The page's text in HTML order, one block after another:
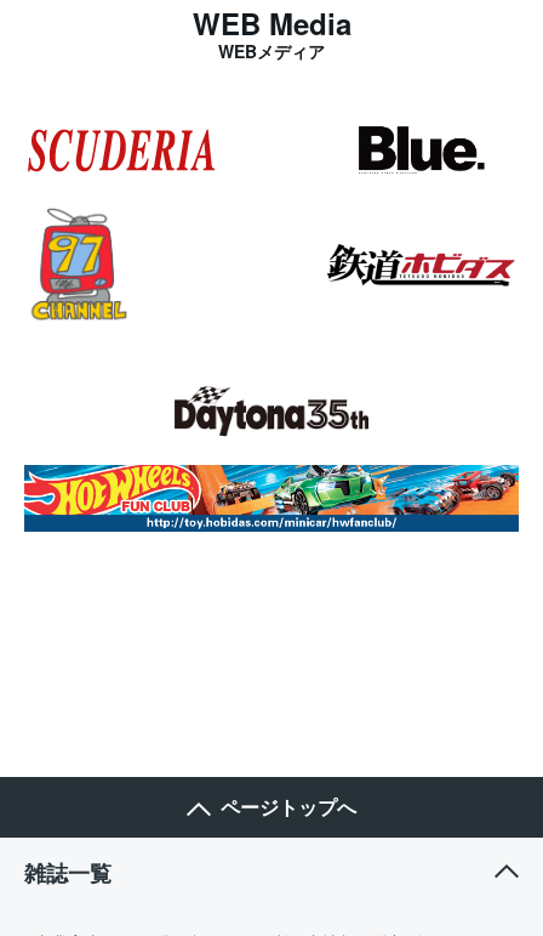
WEB Media
WEBメディア
ページトップへ
雑誌一覧